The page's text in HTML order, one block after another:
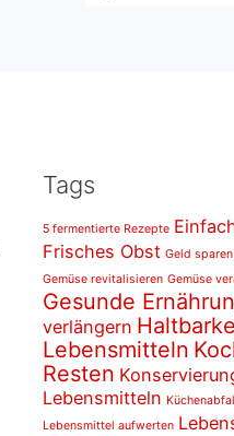
Tags
5 fermentierte Rezepte
Frisches Obst Geld
Gemüse revitalisieren Gemüse
Gesunde
verlängern
Lebensmitteln
Resten
Lebensmitteln
Lebensmittel aufwerten